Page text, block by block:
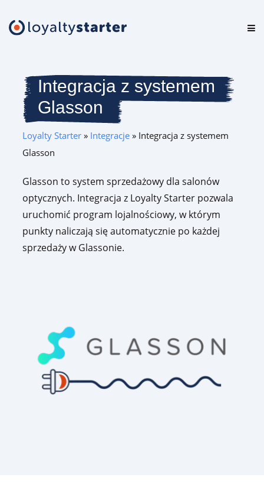
Oferta
Cennik
Zasoby
Testuj za darmo
Umów prezentację
Integracja z systemem
Glasson
Loyalty Starter» Integracje» Integracja z systemem
Glasson
Glasson to system sprzedażowy dla salonów
optycznych. Integracja z Loyalty Starter pozwala
uruchomić program lojalnościowy, w którym
punkty naliczają się automatycznie po każdej
sprzedaży w Glassonie.